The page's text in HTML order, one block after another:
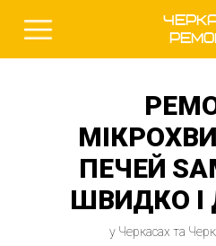
ПЕЧЕЙ
ШВИДКО І
у Черкасах та